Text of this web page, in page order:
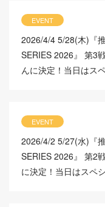
EVENT
2026/4/4 5/28(木)『
SERIES 2026』 第3
んに決定！当日はス
EVENT
2026/4/2 5/27(水)『
SERIES 2026』 第2
に決定！当日はスペ